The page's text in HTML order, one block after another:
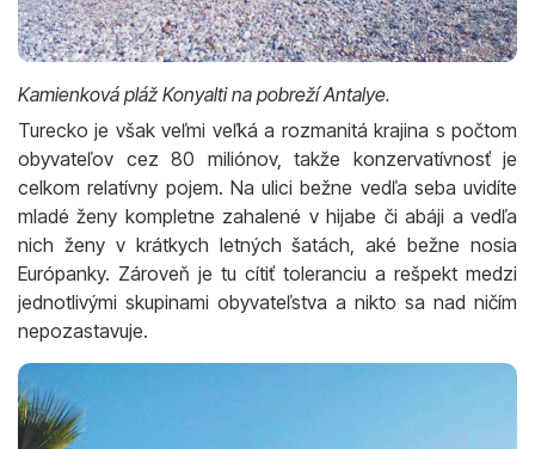
Kamienková pláž Konyalti na pobreží Antalye.
Turecko je však veľmi veľká a rozmanitá krajina s počtom
obyvateľov cez 80 miliónov, takže konzervatívnosť je
celkom relatívny pojem. Na ulici bežne vedľa seba uvidíte
mladé ženy kompletne zahalené v hijabe či abáji a vedľa
nich ženy v krátkych letných šatách, aké bežne nosia
Európanky. Zároveň je tu cítiť toleranciu a rešpekt medzi
jednotlivými skupinami obyvateľstva a nikto sa nad ničím
nepozastavuje.